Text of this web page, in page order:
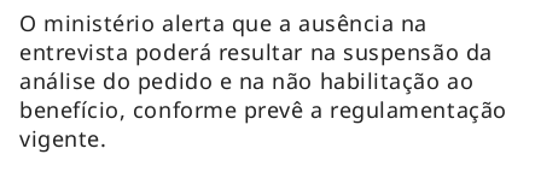
O ministério alerta que a ausência na
entrevista poderá resultar na suspensão da
análise do pedido e na não habilitação ao
benefício, conforme prevê a regulamentação
vigente.